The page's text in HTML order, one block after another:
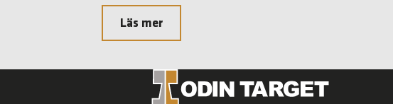
Läs mer